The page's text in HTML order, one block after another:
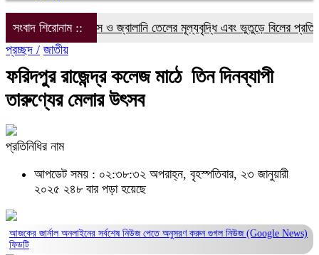
সংবাদ শিরোনাম ::
বিদ্যুৎ, গ্যাস ও জ্বালানি তেলের মূল্যবৃদ্ধি এবং ভুতুড়ে বিলের প্রতিবাদে
প্রচ্ছদ / জাতীয়
ফরিদপুর রাজেন্দ্র কলেজ মাঠে ‌ তিন দিনব্যাপী
তারুণ্যের মেলার উৎসব
প্রতিনিধির নাম
আপডেট সময় : ০২:৩৮:৩২ অপরাহ্ন, বৃহস্পতিবার, ২৩ জানুয়ারী
২০২৫ ২৪৮ বার পড়া হয়েছে
আজকের জার্নাল অনলাইনের সর্বশেষ নিউজ পেতে অনুসরণ করুন গুগল নিউজ (Google News)
ফিডটি